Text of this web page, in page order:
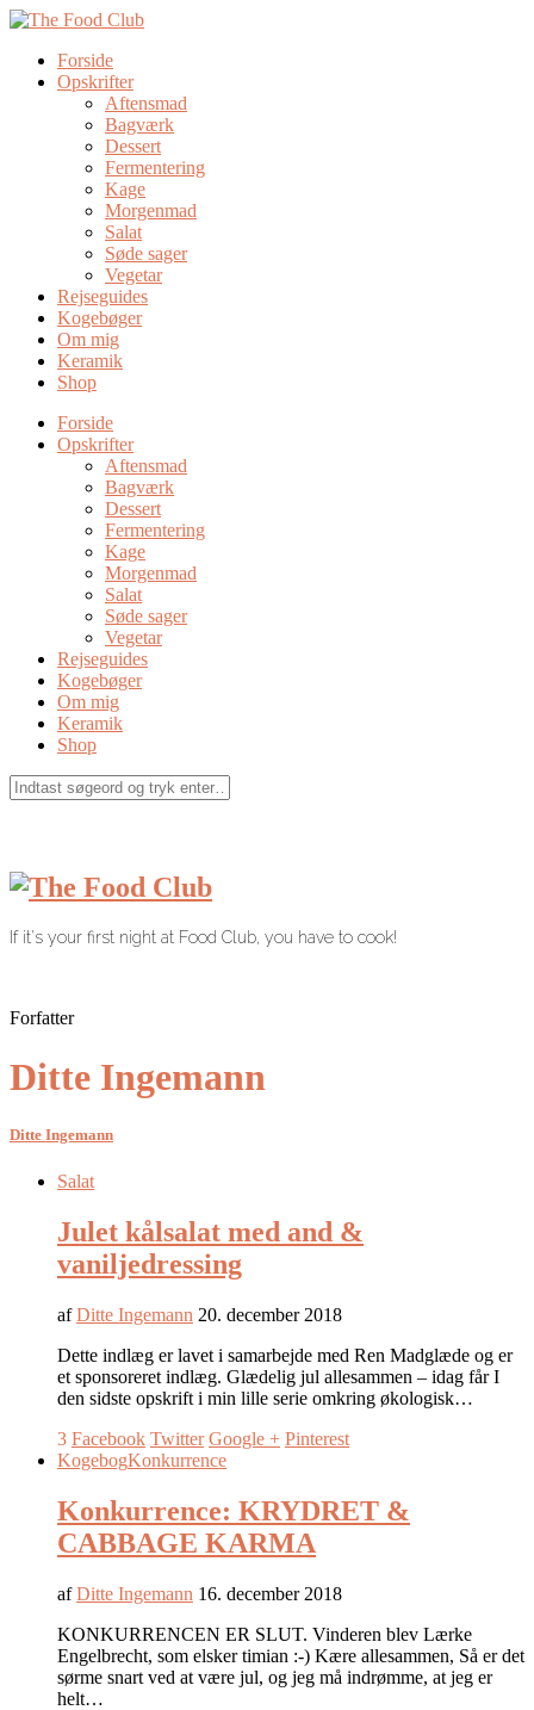
Forside
Opskrifter
Aftensmad
Bagværk
Dessert
Fermentering
Kage
Morgenmad
Salat
Søde sager
Vegetar
Rejseguides
Kogebøger
Om mig
Keramik
Shop
Forside
Opskrifter
Aftensmad
Bagværk
Dessert
Fermentering
Kage
Morgenmad
Salat
Søde sager
Vegetar
Rejseguides
Kogebøger
Om mig
Keramik
Shop
If it's your first night at Food Club, you have to cook!
Forfatter
Ditte Ingemann
Ditte Ingemann
Salat
Julet kålsalat med and &
vaniljedressing
afDitte Ingemann 20. december 2018
Dette indlæg er lavet i samarbejde med Ren Madglæde og er
et sponsoreret indlæg. Glædelig jul allesammen – idag får I
den sidste opskrift i min lille serie omkring økologisk…
3 Facebook Twitter Google + Pinterest
KogebogKonkurrence
Konkurrence: KRYDRET &
CABBAGE KARMA
afDitte Ingemann 16. december 2018
KONKURRENCEN ER SLUT. Vinderen blev Lærke
Engelbrecht, som elsker timian :-) Kære allesammen, Så er det
sørme snart ved at være jul, og jeg må indrømme, at jeg er
helt…